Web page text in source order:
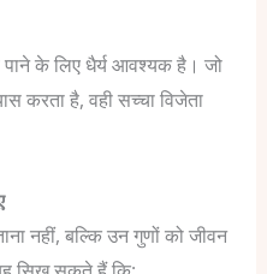
पाने के लिए धैर्य आवश्यक है। जो
करता है, वही सच्चा विजेता
नहीं, बल्कि उन गुणों को जीवन